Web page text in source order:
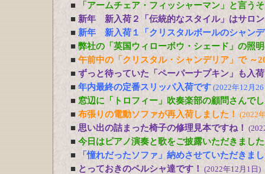
■
「アームチェア・フィッシャーマン」と言う
■ 新年 新入荷２「伝統的なスタイル」はサロ
■ 新年 新入荷１「クリスタルボールのシャン
■ 弊社の「英国ウィローボウ・シェード」の照
■ 午前中の「クリスタル・シャンデリア」で ～
■ ずっと待っていた「ペーパーナプキン」も入
■ 年内最終の定番スリッパ入荷です (2022年12月
■ 窓辺に「トロフィー」吹奏楽部の顧問さんで
■ 布張りの電動ソファが再入荷しました！ (2022
■ 思い出の詰まった椅子の修理見本ですね！
■ 今日はピアノ演奏と歌をご披露いただきまし
■
「憧れだったソファ」納めさせていただきま
■ とっておきのペルシャ達です！ (2022年12月1日)